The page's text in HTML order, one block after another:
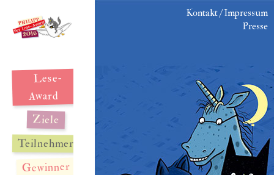
Lese-
Award
Ziele
Teilnehmer
Gewinner
Kontakt / Impressum
Presse